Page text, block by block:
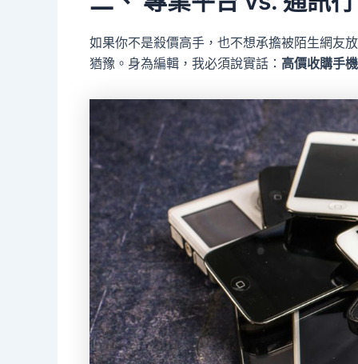
如果你不是殺價高手，也不想承擔被陌生網友
猶豫。身為編輯，我必須說實話： 高價收購手機